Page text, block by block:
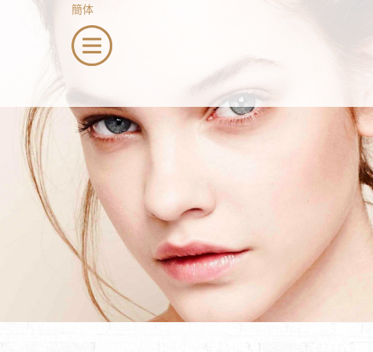
簡体
menu